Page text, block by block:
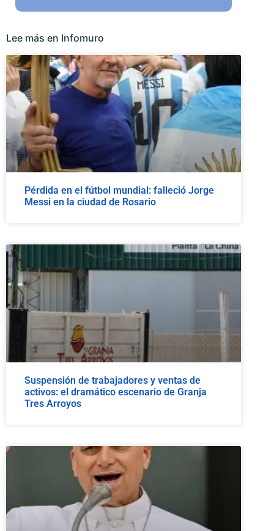
Lee más en Infomuro
Pérdida en el fútbol mundial: falleció Jorge
Messi en la ciudad de Rosario
Suspensión de trabajadores y ventas de
activos: el dramático escenario de Granja
Tres Arroyos